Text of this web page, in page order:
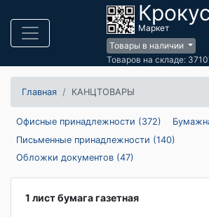
Маркет
Товары в наличии
Товаров на складе:
Главная КАНЦТОВАРЫ
Офисные принадлежности (372)
Письменные принадлежности (140)
Обложки документов (47)
1 лист бумага газетная